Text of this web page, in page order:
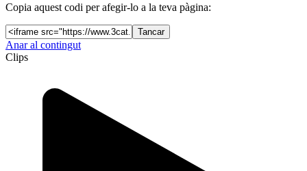
Copia aquest codi per afegir-lo a la teva pàgina:
Tancar
Anar al contingut
Clips